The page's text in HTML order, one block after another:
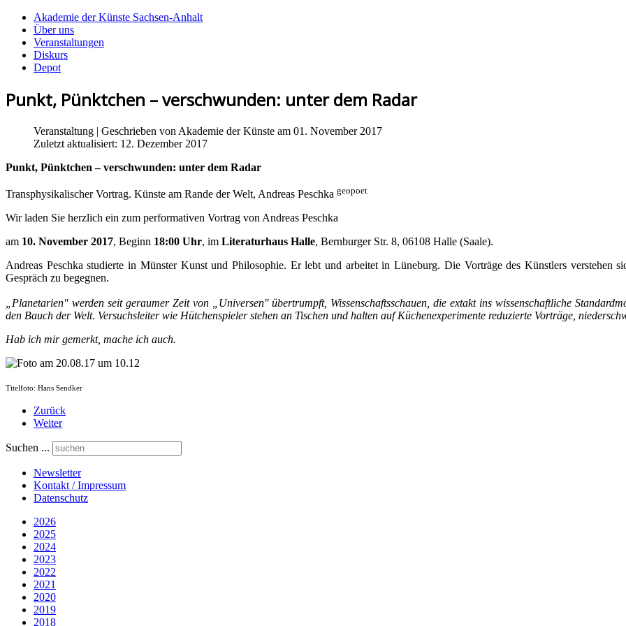
Akademie der Künste Sachsen-Anhalt
Über uns
Veranstaltungen
Diskurs
Depot
Punkt, Pünktchen – verschwunden: unter dem Radar
Veranstaltung | Geschrieben von Akademie der Künste am 01. November 2017
Zuletzt aktualisiert: 12. Dezember 2017
Punkt, Pünktchen – verschwunden: unter dem Radar
Transphysikalischer Vortrag. Künste am Rande der Welt, Andreas Peschka geopoet
Wir laden Sie herzlich ein zum performativen Vortrag von Andreas Peschka
am 10. November 2017, Beginn 18:00 Uhr, im Literaturhaus Halle, Bernburger Str. 8, 06108 Halle (Saale).
Andreas Peschka studierte in Münster Kunst und Philosophie. Er lebt und arbeitet in Lüneburg. Die Vorträge des Künstlers verstehen
Gespräch zu begegnen.
„Planetarien" werden seit geraumer Zeit von „Universen" übertrumpft, Wissenschaftsschauen, die extakt ins wissenschaftliche
den Bauch der Welt. Versuchsleiter wie Hütchenspieler stehen an Tischen und halten auf Küchenexperimente reduzierte Vorträge,
Hab ich mir gemerkt, mache ich auch.
Titelfoto: Hans Sendker
Zurück
Weiter
Suchen ...
Newsletter
Kontakt / Impressum
Datenschutz
2026
2025
2024
2023
2022
2021
2020
2019
2018